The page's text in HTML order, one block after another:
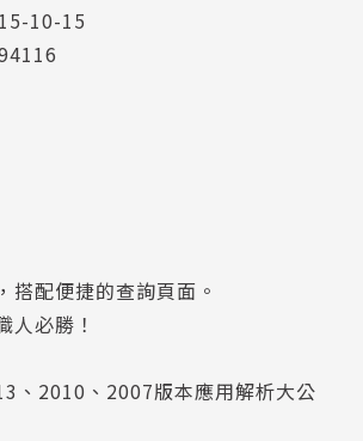
10-15
搭配便捷的查詢頁面。
人必勝！
、2010、2007版本應用解析大公